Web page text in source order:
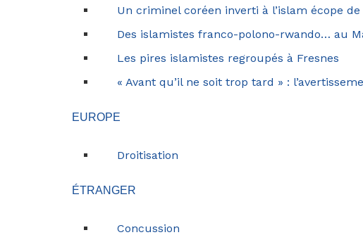
Un criminel coréen inverti à l’islam écope
Des islamistes franco-polono-rwando… au
Les pires islamistes regroupés à Fresnes
« Avant qu’il ne soit trop tard » :
EUROPE
Droitisation
ÉTRANGER
Concussion